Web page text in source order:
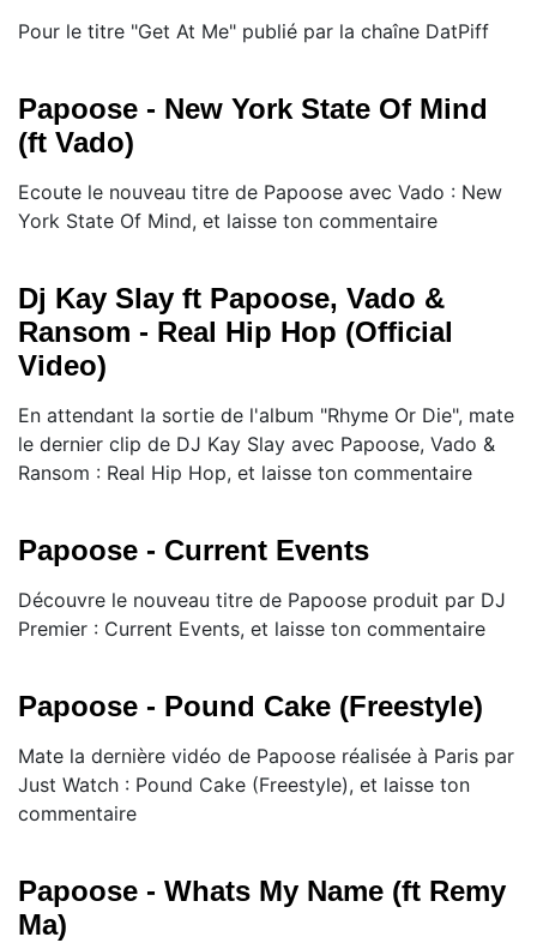
Pour le titre "Get At Me" publié par la chaîne DatPiff
Papoose - New York State Of Mind
(ft Vado)
Ecoute le nouveau titre de Papoose avec Vado : New
York State Of Mind, et laisse ton commentaire
Dj Kay Slay ft Papoose, Vado &
Ransom - Real Hip Hop (Official
Video)
En attendant la sortie de l'album "Rhyme Or Die", mate
le dernier clip de DJ Kay Slay avec Papoose, Vado &
Ransom : Real Hip Hop, et laisse ton commentaire
Papoose - Current Events
Découvre le nouveau titre de Papoose produit par DJ
Premier : Current Events, et laisse ton commentaire
Papoose - Pound Cake (Freestyle)
Mate la dernière vidéo de Papoose réalisée à Paris par
Just Watch : Pound Cake (Freestyle), et laisse ton
commentaire
Papoose - Whats My Name (ft Remy
Ma)